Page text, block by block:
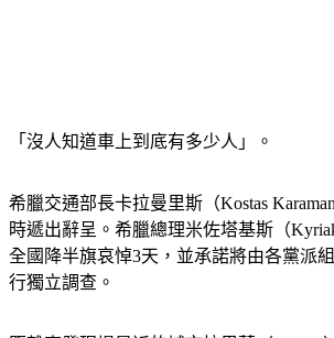
「沒人知道車上到底有多少人」。
希臘交通部長卡拉曼里斯（Kostas
時遞出辭呈。希臘總理米佐塔基斯（
全國降半旗哀悼3天，並承諾將由各黨派
行獨立調查。